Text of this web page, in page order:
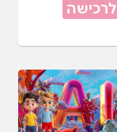
לרכישה